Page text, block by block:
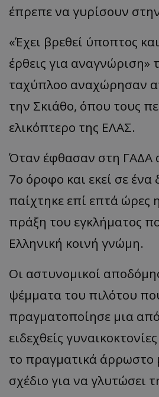
έπρεπε να γυρίσουν
«Έχει βρεθεί ύποπτος
έρθεις για αναγνώριση»
ταχύπλοο αναχώρησαν
την Σκιάθο, όπου τους
ελικόπτερο της ΕΛΑΣ.
Όταν έφθασαν στη ΓΑΔΑ
7ο όροφο και εκεί σε ένα
παίχτηκε επί επτά ώρες
πράξη του εγκλήματος
Ελληνική κοινή γνώμη.
Οι αστυνομικοί
ψέμματα του πιλότου
πραγματοποίησε μια
ειδεχθείς
το πραγματικά άρρωστο
σχέδιο για να γλυτώσει